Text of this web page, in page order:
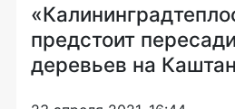
предстоит
деревьев на